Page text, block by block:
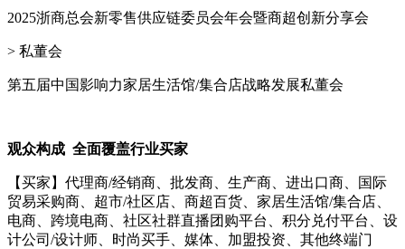
2025浙商总会新零售供应链委员会年会暨商超创新分享会
> 私董会
第五届中国影响力家居生活馆/集合店战略发展私董会
观众构成 全面覆盖行业买家
【买家】代理商/经销商、批发商、生产商、进出口商、国际
贸易采购商、超市/社区店、商超百货、家居生活馆/集合店、
电商、跨境电商、社区社群直播团购平台、积分兑付平台、设
计公司/设计师、时尚买手、媒体、加盟投资、其他终端门